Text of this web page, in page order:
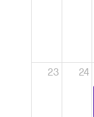
23 24